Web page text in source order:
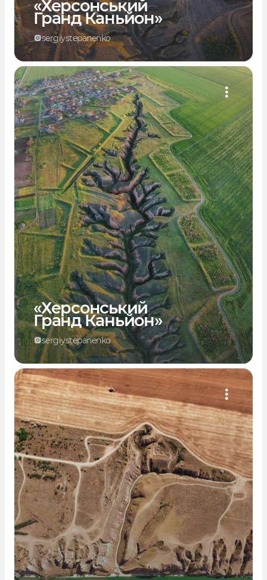
«Херсонський
Гранд Каньйон»
sergiystepanenko
«Херсонський
Гранд Каньйон»
sergiystepanenko